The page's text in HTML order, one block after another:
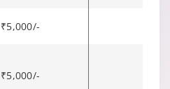
₹5,000/-
₹5,000/-